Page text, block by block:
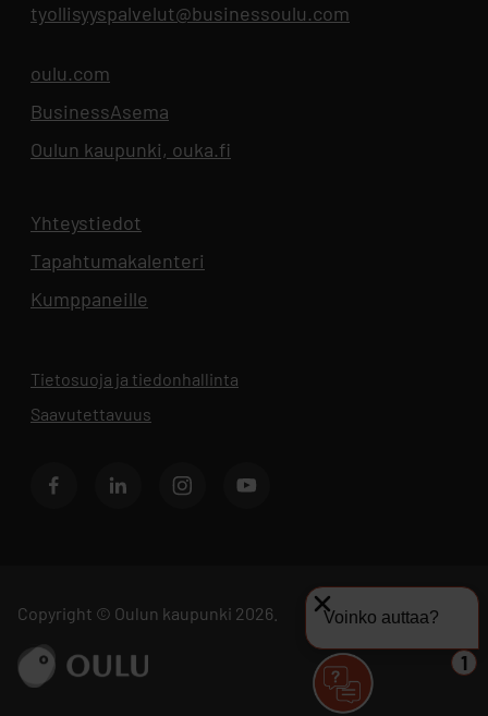
tyollisyyspalvelut@businessoulu.com
oulu.com
BusinessAsema
Oulun kaupunki, ouka.fi
Yhteystiedot
Tapahtumakalenteri
Kumppaneille
Tietosuoja ja tiedonhallinta
Saavutettavuus
FacebookLinkedIn InstagramYoutube
Copyright © Oulun kaupunki 2026.
Siirry sivustolle ouka.fi
Voinko auttaa?
1